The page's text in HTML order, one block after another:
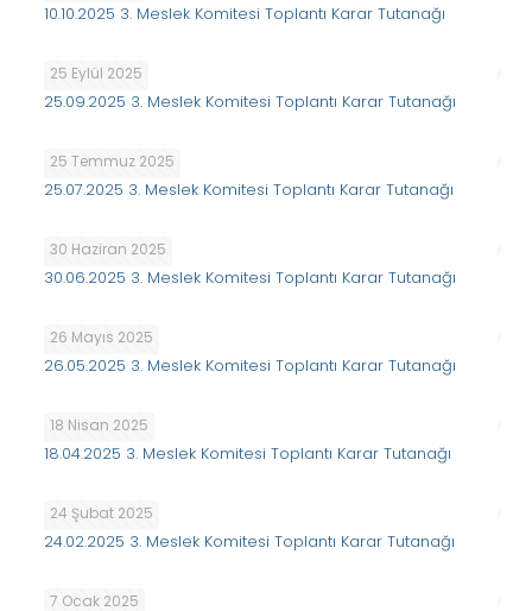
10.10.2025 3. Meslek Komitesi Toplantı Karar Tutanağı
25 Eylül 2025
25.09.2025 3. Meslek Komitesi Toplantı Karar Tutanağı
25 Temmuz 2025
25.07.2025 3. Meslek Komitesi Toplantı Karar Tutanağı
30 Haziran 2025
30.06.2025 3. Meslek Komitesi Toplantı Karar Tutanağı
26 Mayıs 2025
26.05.2025 3. Meslek Komitesi Toplantı Karar Tutanağı
18 Nisan 2025
18.04.2025 3. Meslek Komitesi Toplantı Karar Tutanağı
24 Şubat 2025
24.02.2025 3. Meslek Komitesi Toplantı Karar Tutanağı
7 Ocak 2025